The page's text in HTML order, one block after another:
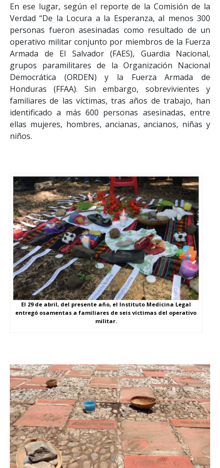
En ese lugar, según el reporte de la Comisión de la
Verdad “De la Locura a la Esperanza, al menos 300
personas fueron asesinadas como resultado de un
operativo militar conjunto por miembros de la Fuerza
Armada de El Salvador (FAES), Guardia Nacional,
grupos paramilitares de la Organización Nacional
Democrática (ORDEN) y la Fuerza Armada de
Honduras (FFAA). Sin embargo, sobrevivientes y
familiares de las víctimas, tras años de trabajo, han
identificado a más 600 personas asesinadas, entre
ellas mujeres, hombres, ancianas, ancianos, niñas y
niños.
El 29 de abril, del presente año, el Instituto Medicina Legal
entregó osamentas a familiares de seis víctimas del operativo
militar.